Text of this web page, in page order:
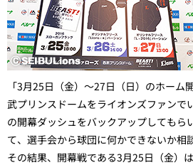
「3月25日（金）～27日（日）のホーム
武プリンスドームをライオンズファンで
の開幕ダッシュをバックアップしてもら
て、選手会から球団に何かできないか相
その結果、開幕戦である3月25日（金）